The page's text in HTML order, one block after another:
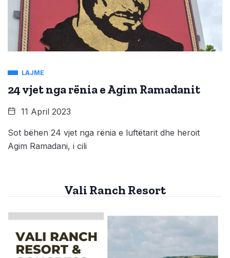
LAJME
24 vjet nga rënia e Agim Ramadanit
11 April 2023
Sot bëhen 24 vjet nga rënia e luftëtarit dhe heroit
Agim Ramadani, i cili
Vali Ranch Resort